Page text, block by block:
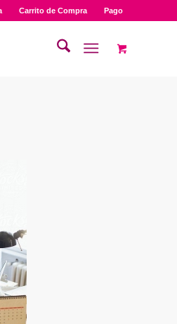
Carrito de Compra Pago